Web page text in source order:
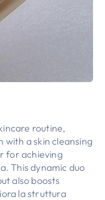
routine,
with a skin cleansing
for achieving
This dynamic duo
also boosts
la struttura